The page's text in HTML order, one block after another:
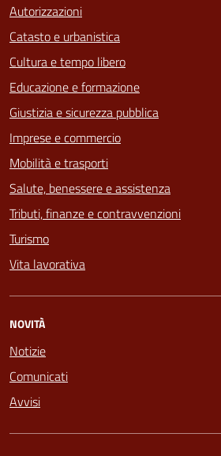
Autorizzazioni
Catasto e urbanistica
Cultura e tempo libero
Educazione e formazione
Giustizia e sicurezza pubblica
Imprese e commercio
Mobilità e trasporti
Salute, benessere e assistenza
Tributi, finanze e contravvenzioni
Turismo
Vita lavorativa
NOVITÀ
Notizie
Comunicati
Avvisi